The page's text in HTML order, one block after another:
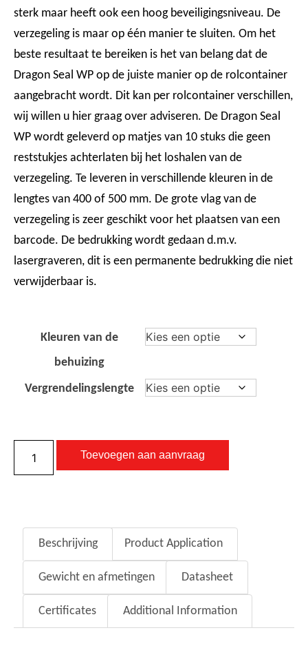
sterk maar heeft ook een hoog beveiligingsniveau. De
verzegeling is maar op één manier te sluiten. Om het
beste resultaat te bereiken is het van belang dat de
Dragon Seal WP op de juiste manier op de rolcontainer
aangebracht wordt. Dit kan per rolcontainer verschillen,
wij willen u hier graag over adviseren. De Dragon Seal
WP wordt geleverd op matjes van 10 stuks die geen
reststukjes achterlaten bij het loshalen van de
verzegeling. Te leveren in verschillende kleuren in de
lengtes van 400 of 500 mm. De grote vlag van de
verzegeling is zeer geschikt voor het plaatsen van een
barcode. De bedrukking wordt gedaan d.m.v.
lasergraveren, dit is een permanente bedrukking die niet
verwijderbaar is.
Kleuren van de
behuizing
Vergrendelingslengte
Toevoegen aan aanvraag
Beschrijving Product Application
Gewicht en afmetingen Datasheet
Certificates Additional Information